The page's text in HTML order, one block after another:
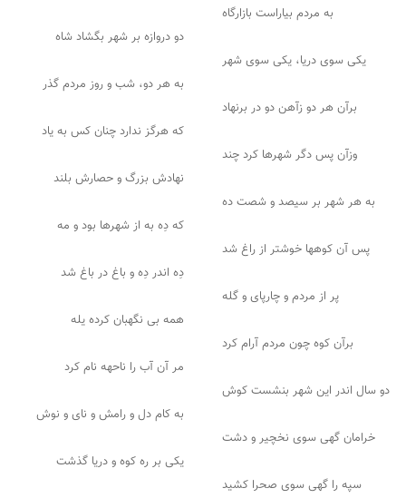
به مردم بیاراست بازارگاه
دو دروازه بر شهر بگشاد شاه
یکی سوی دریا، یکی سوی شهر
به هر دو، شب و روز مردم گذر
برآن هر دو زآهن دو در برنهاد
که هرگز ندارد چنان کس به یاد
وزآن پس دگر شهرها کرد چند
نهادش بزرگ و حصارش بلند
به هر شهر بر سیصد و شصت ده
که دِه به از شهرها بود و مه
پس آن کوهها خوشتر از راغ شد
دِه اندر دِه و باغ در باغ شد
پر از مردم و چارپای و گله
همه بی نگهبان کرده یله
برآن کوه چون مردم آرام کرد
مر آن آب را ناحهه نام کرد
دو سال اندر این شهر بنشست کوش
به کام دل و رامش و نای و نوش
خرامان گهی سوی نخچیر و دشت
یکی بر ره کوه و دریا گذشت
سپه را گهی سوی صحرا کشید